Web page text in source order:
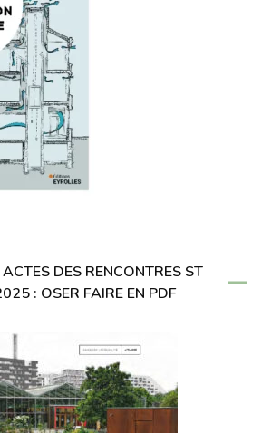
ACTES DES RENCONTRES ST
: OSER FAIRE EN PDF